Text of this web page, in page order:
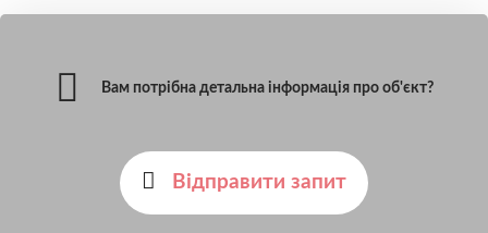
Вам потрібна детальна інформація про об'єкт?
Відправити запит